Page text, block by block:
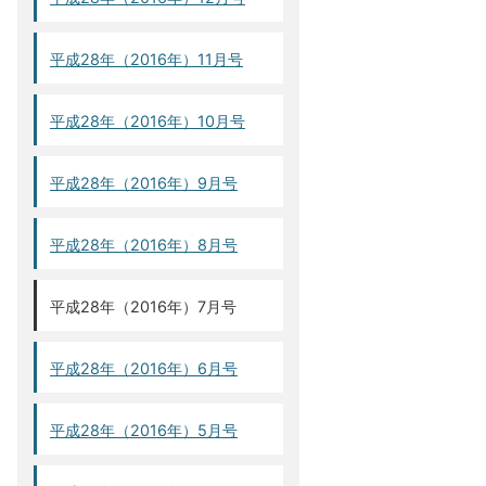
平成28年（2016年）11月号
平成28年（2016年）10月号
平成28年（2016年）9月号
平成28年（2016年）8月号
平成28年（2016年）7月号
平成28年（2016年）6月号
平成28年（2016年）5月号